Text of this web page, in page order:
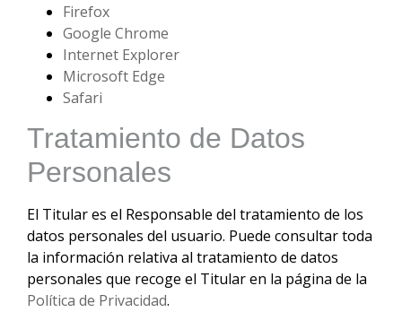
Firefox
Google Chrome
Internet Explorer
Microsoft Edge
Safari
Tratamiento de Datos
Personales
El Titular es el Responsable del tratamiento de los
datos personales del usuario. Puede consultar toda
la información relativa al tratamiento de datos
personales que recoge el Titular en la página de la
Política de Privacidad.